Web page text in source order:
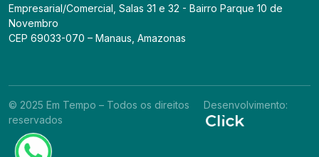
Empresarial/Comercial, Salas 31 e 32 - Bairro Parque 10 de
Novembro
CEP 69033-070 – Manaus, Amazonas
© 2025 Em Tempo – Todos os direitos
reservados
Desenvolvimento: